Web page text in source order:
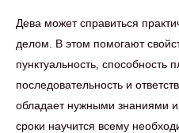
Дева может справиться
делом. В этом помогают
пунктуальность, способность
последовательность и
обладает нужными знаниями
сроки научится всему